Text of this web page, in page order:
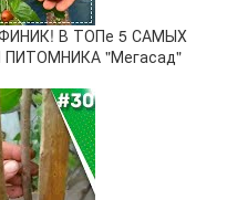
В ТОПе 5 САМЫХ
"Мегасад"